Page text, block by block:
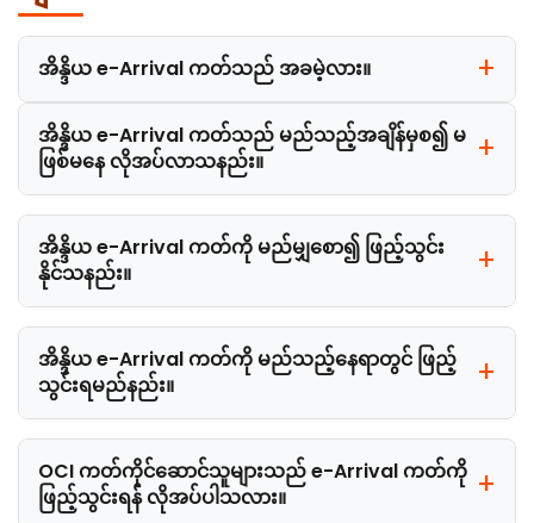
အိန္ဒိယ e-Arrival ကတ်သည် အခမဲ့လား။
အိန္ဒိယ e-Arrival ကတ်သည် မည်သည့်အချိန်မှစ၍ မ
ဖြစ်မနေ လိုအပ်လာသနည်း။
အိန္ဒိယ e-Arrival ကတ်ကို မည်မျှစော၍ ဖြည့်သွင်း
နိုင်သနည်း။
အိန္ဒိယ e-Arrival ကတ်ကို မည်သည့်နေရာတွင် ဖြည့်
သွင်းရမည်နည်း။
OCI ကတ်ကိုင်ဆောင်သူများသည် e-Arrival ကတ်ကို
ဖြည့်သွင်းရန် လိုအပ်ပါသလား။